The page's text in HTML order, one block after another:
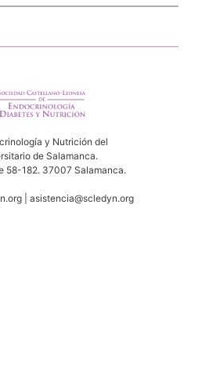
y Nutrición del
de Salamanca.
58-182. 37007 Salamanca.
| asistencia@scledyn.org